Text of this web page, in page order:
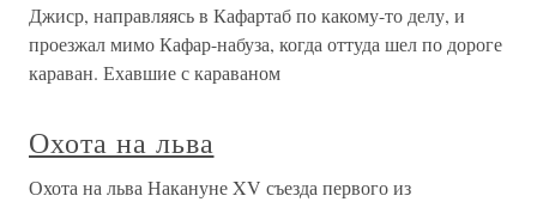
Джиср, направляясь в Кафартаб по какому-то делу, и
проезжал мимо Кафар-набуза, когда оттуда шел по дороге
караван. Ехавшие с караваном
Охота на льва
Охота на льва Накануне XV съезда первого из